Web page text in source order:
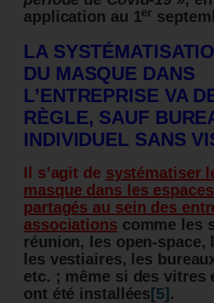
application au 1er
LA
DU MASQUE DANS
L’ENTREPRISE VA
RÈGLE, SAUF
INDIVIDUEL SANS
Il s’agit de systématiser
masque dans les
partagés au sein des
associations comme les
réunion, les open-space,
les vestiaires, les
etc. ; même si des vitres
ont été installées[5].